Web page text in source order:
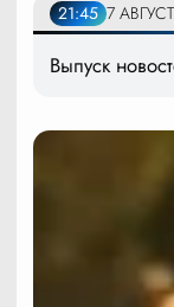
21:45 7
Выпуск